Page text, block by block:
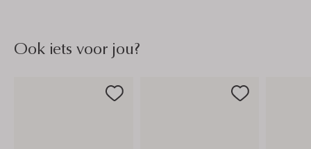
Ook iets voor jou?